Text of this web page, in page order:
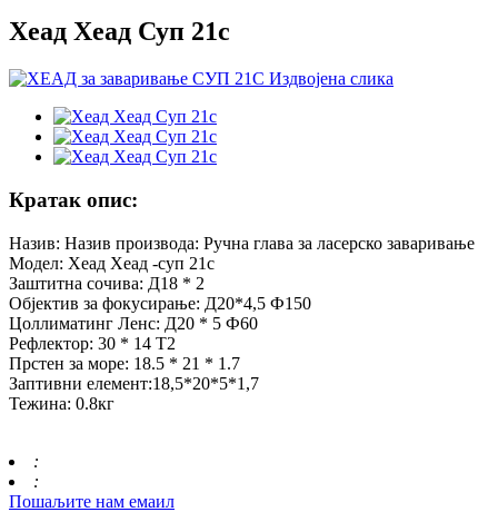
Хеад Хеад Суп 21с
Кратак опис:
Назив: Назив производа: Ручна глава за ласерско заваривање
Модел: Хеад Хеад -суп 21с
Заштитна сочива: Д18 * 2
Објектив за фокусирање: Д20*4,5 Ф150
Цоллиматинг Ленс: Д20 * 5 Ф60
Рефлектор: 30 * 14 Т2
Прстен за море: 18.5 * 21 * 1.7
Заптивни елемент:18,5*20*5*1,7
Тежина: 0.8кг
:
:
Пошаљите нам емаил